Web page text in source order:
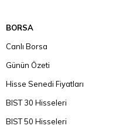
BORSA
Canlı Borsa
Günün Özeti
Hisse Senedi Fiyatları
BIST 30 Hisseleri
BIST 50 Hisseleri